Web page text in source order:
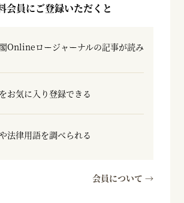
会員にご登録いただくと
Onlineロージャーナルの記事が読み
お気に入り登録できる
法律用語を調べられる
会員について →